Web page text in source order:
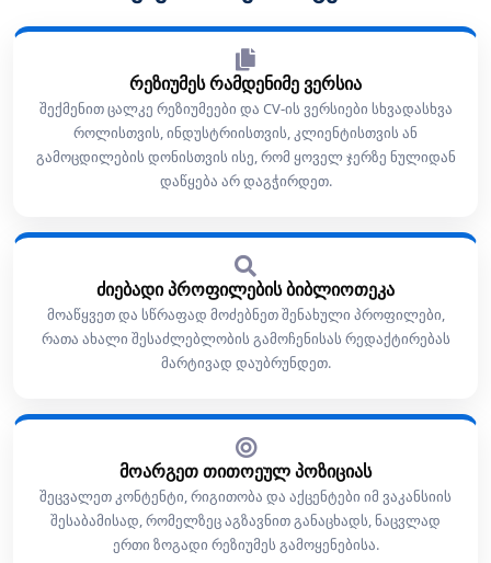
რეზიუმეს რამდენიმე ვერსია
შექმენით ცალკე რეზიუმეები და CV-ის ვერსიები სხვადასხვა
როლისთვის, ინდუსტრიისთვის, კლიენტისთვის ან
გამოცდილების დონისთვის ისე, რომ ყოველ ჯერზე ნულიდან
დაწყება არ დაგჭირდეთ.
ძიებადი პროფილების ბიბლიოთეკა
მოაწყვეთ და სწრაფად მოძებნეთ შენახული პროფილები,
რათა ახალი შესაძლებლობის გამოჩენისას რედაქტირებას
მარტივად დაუბრუნდეთ.
მოარგეთ თითოეულ პოზიციას
შეცვალეთ კონტენტი, რიგითობა და აქცენტები იმ ვაკანსიის
შესაბამისად, რომელზეც აგზავნით განაცხადს, ნაცვლად
ერთი ზოგადი რეზიუმეს გამოყენებისა.